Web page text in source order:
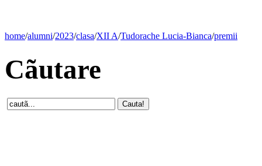
home/alumni/2023/clasa/XII A/Tudorache Lucia-Bianca/premii
Cãutare